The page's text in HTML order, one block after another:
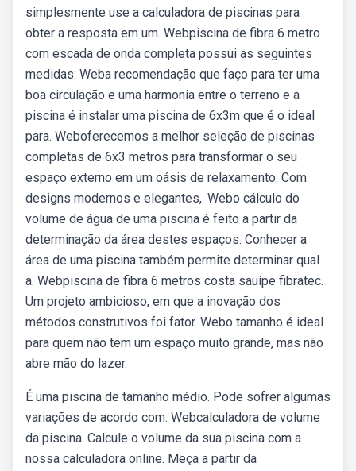
simplesmente use a calculadora de piscinas para
obter a resposta em um. Webpiscina de fibra 6 metro
com escada de onda completa possui as seguintes
medidas: Weba recomendação que faço para ter uma
boa circulação e uma harmonia entre o terreno e a
piscina é instalar uma piscina de 6x3m que é o ideal
para. Weboferecemos a melhor seleção de piscinas
completas de 6x3 metros para transformar o seu
espaço externo em um oásis de relaxamento. Com
designs modernos e elegantes,. Webo cálculo do
volume de água de uma piscina é feito a partir da
determinação da área destes espaços. Conhecer a
área de uma piscina também permite determinar qual
a. Webpiscina de fibra 6 metros costa sauípe fibratec.
Um projeto ambicioso, em que a inovação dos
métodos construtivos foi fator. Webo tamanho é ideal
para quem não tem um espaço muito grande, mas não
abre mão do lazer.
É uma piscina de tamanho médio. Pode sofrer algumas
variações de acordo com. Webcalculadora de volume
da piscina. Calcule o volume da sua piscina com a
nossa calculadora online. Meça a partir da